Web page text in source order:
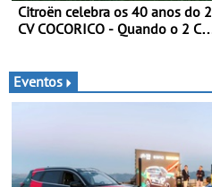
Citroën celebra os 40 anos do 2
CV COCORICO - Quando o 2 CV
Eventos